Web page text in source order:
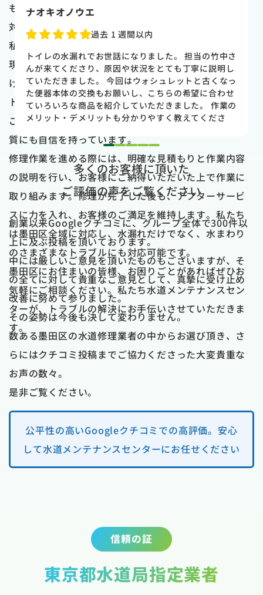
も迅速に駆けつけ、専門知識と豊富な経験を活かして
対処いたします。
私たちの特徴の一つは、自社のプロフェッショナルが
現地に赴いて修理作業を行うことです。私たちは下請
けや孫請けに仕事を委託することなく、自社担当者が
トラブルの解決に当たります。これにより、お客様の
ご要望に直接応えることができるだけでなく、作業の
質にも自信を持っています。
修理作業を進める際には、明確な見積もりと作業内容
の説明を行い、お客様にご納得いただいた上で作業に
取り組みます。修理が完了した後も、アフターサービ
スに力を入れ、お客様のご満足を維持します。私たち
は墨田区全域に対応し、水漏れだけでなく、水まわり
のさまざまなトラブルにも対応可能です。
墨田区にお住まいの皆様、お困りごとがあればぜひお
気軽にご相談ください。私たち水道メンテナンスセン
ターが、トラブルの解決にお手伝いさせていただきま
す。
naoki higasi
1 か月前
トイレの水漏れがあり来ていただきました。水漏れ箇
所もすぐに判明しました。10数年使用していた一体型
のトイレだった為使いやすさ等しっかりと説明してい
ただき交換する事になりました。正直痛い出費でした
が発見が早かったので壁や床の工事を考えるとまだ費
用は抑えれました。今回担当して頂いた竹中さんは人
た。 今回は2階のトイレでしたが、1階のトイレも修
理が必要になった時はまたお願いしたいと思いまし
た。
1 2 3 4 5
多くのお客様に頂いた
ご評価の声をご覧ください
創業以来Googleクチコミに、グループ全体で300件以
上に及ぶ投稿を頂いております。
中には厳しいご意見を頂いたものもございますが、そ
の全てに対して貴重なご意見として、真摯に受け止め
改善に努めて参りました。
その姿勢は今後も決して変わりません。
数ある墨田区の水道修理業者の中からお選び頂き、さ
らにはクチコミ投稿までご協力くださった大変貴重な
お声の数々。
是非ご覧ください。
公平性の高いGoogleクチコミでの高評価。安心
して水道メンテナンスセンターにお任せください
信頼の証
東京都水道局指定業者